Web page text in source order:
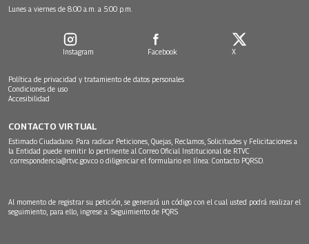
Lunes a viernes de 8:00 a.m. a 5:00 p.m.
Instagram Facebook X
Política de privacidad y tratamiento de datos personales
Condiciones de uso
Accesibilidad
CONTACTO VIRTUAL
Estimado Ciudadano: Para radicar Peticiones, Quejas, Reclamos, Solicitudes y Felicitaciones a
la Entidad puede remitir lo pertinente al Correo Oficial Institucional de RTVC
correspondencia@rtvc.gov.co o diligenciar el formulario en línea: Contacto PQRSD.
Al momento de registrar su petición, se generará un código con el cual usted podrá realizar el
seguimiento, para ello, ingrese a: Seguimiento de PQRS